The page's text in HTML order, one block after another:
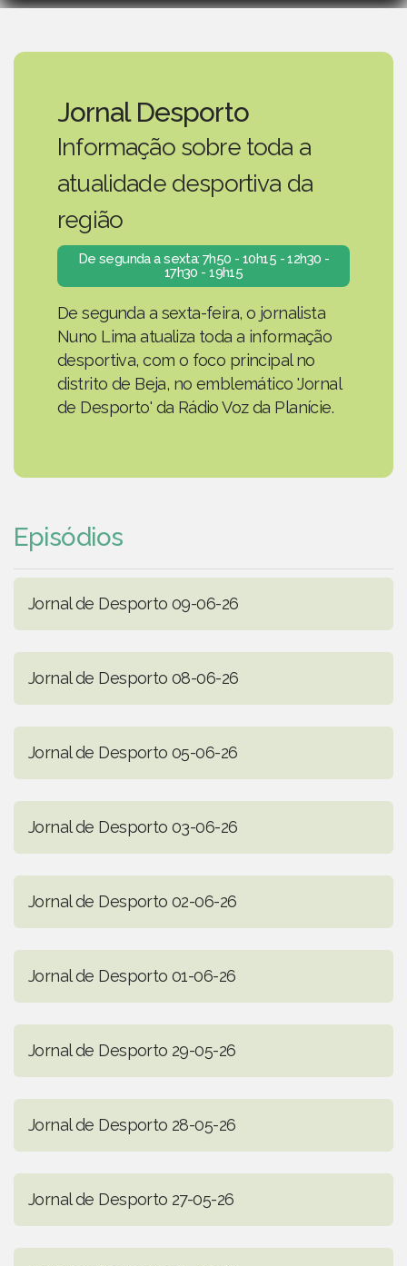
Jornal Desporto
Informação sobre toda a
atualidade desportiva da
região
De segunda a sexta: 7h50 - 10h15 - 12h30 -
17h30 - 19h15
De segunda a sexta-feira, o jornalista
Nuno Lima atualiza toda a informação
desportiva, com o foco principal no
distrito de Beja, no emblemático 'Jornal
de Desporto' da Rádio Voz da Planície.
Episódios
Jornal de Desporto 09-06-26
Jornal de Desporto 08-06-26
Jornal de Desporto 05-06-26
Jornal de Desporto 03-06-26
Jornal de Desporto 02-06-26
Jornal de Desporto 01-06-26
Jornal de Desporto 29-05-26
Jornal de Desporto 28-05-26
Jornal de Desporto 27-05-26